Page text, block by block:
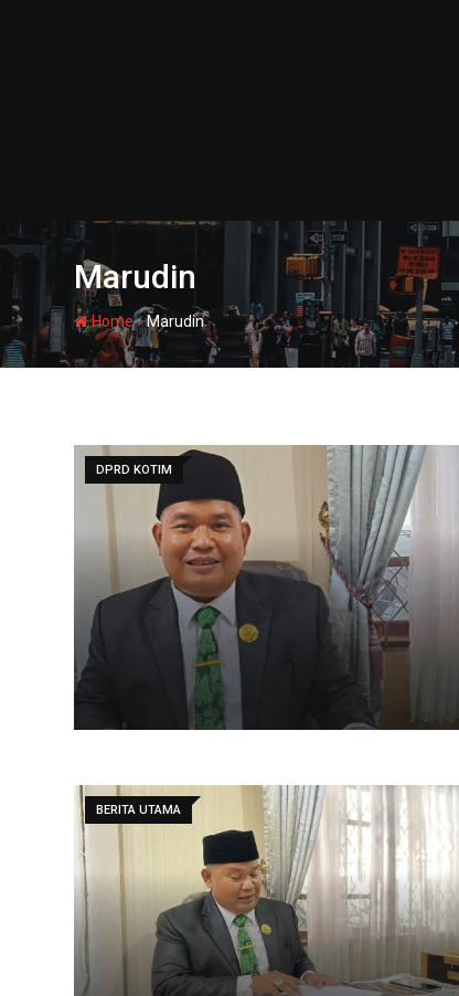
Marudin
Home-Marudin
DPRD KOTIM
BERITA UTAMA